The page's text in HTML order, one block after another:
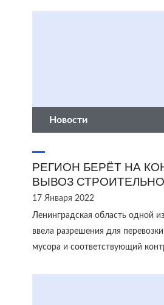
Новости
РЕГИОН БЕРЁТ НА
ВЫВОЗ
17 Января 2022
Ленинградская область одной
ввела разрешения для
мусора и соответствующий